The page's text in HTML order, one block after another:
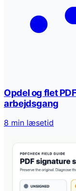
Opdel og flet
arbejdsgang
8 min læsetid